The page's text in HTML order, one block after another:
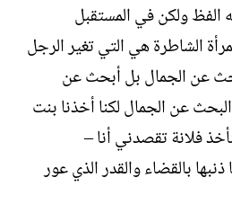
ولكن في المستقبل
الشاطرة هي التي تغير الرجل
عن الجمال بل أبحث عن
البحث عن الجمال لكنا أخذنا بنت
فلانة تقصدني أنا –
بالقضاء والقدر الذي عور